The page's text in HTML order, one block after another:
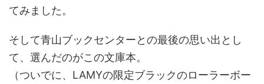
てみました。
そして青山ブックセンターとの最後の思い出とし
て、選んだのがこの文庫本。
（ついでに、LAMYの限定ブラックのローラーボー